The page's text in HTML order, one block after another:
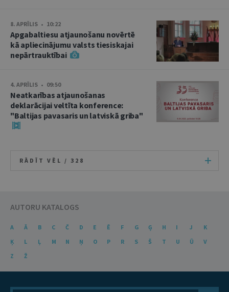
8. APRĪLIS • 10:22
Apgabaltiesu atjaunošanu novērtē
kā apliecinājumu valsts tiesiskajai
nepārtrauktībai
4. APRĪLIS • 09:50
Neatkarības atjaunošanas
deklarācijai veltīta konference:
"Baltijas pavasaris un latviskā griba"
RĀDĪT VĒL / 328
AUTORU KATALOGS
A Ā B C Č D E Ē F G Ģ H I J
K
Ķ
L Ļ M N Ņ O P R S Š T U Ū
V
Z
Ž